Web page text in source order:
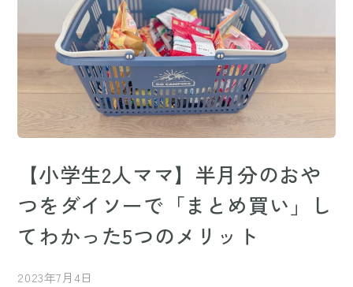
【小学生2人ママ】半月分のおや
つをダイソーで「まとめ買い」し
てわかった5つのメリット
2023年7月4日